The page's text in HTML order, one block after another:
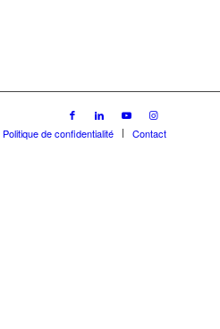
Politique de confidentialité Contact